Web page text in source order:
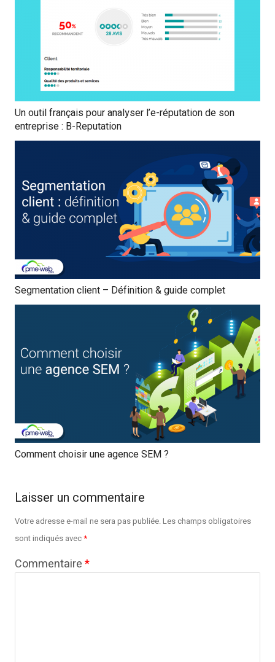
Un outil français pour analyser l’e-réputation de son
entreprise : B-Reputation
Segmentation client – Définition & guide complet
Comment choisir une agence SEM ?
Laisser un commentaire
Votre adresse e-mail ne sera pas publiée.Les champs obligatoires
sont indiqués avec*
Commentaire*